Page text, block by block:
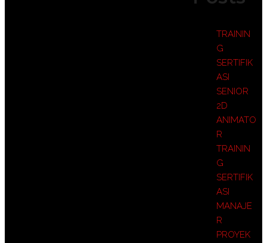
TRAININ
G
SERTIFIK
ASI
SENIOR
2D
ANIMATO
R
TRAININ
G
SERTIFIK
ASI
MANAJE
R
PROYEK